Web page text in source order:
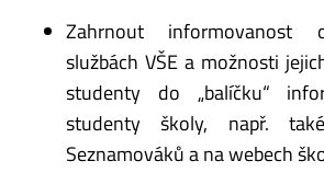
Zahrnout informovanost
službách VŠE a možnosti
studenty do „balíčku“
studenty školy, např.
Seznamováků a na webech